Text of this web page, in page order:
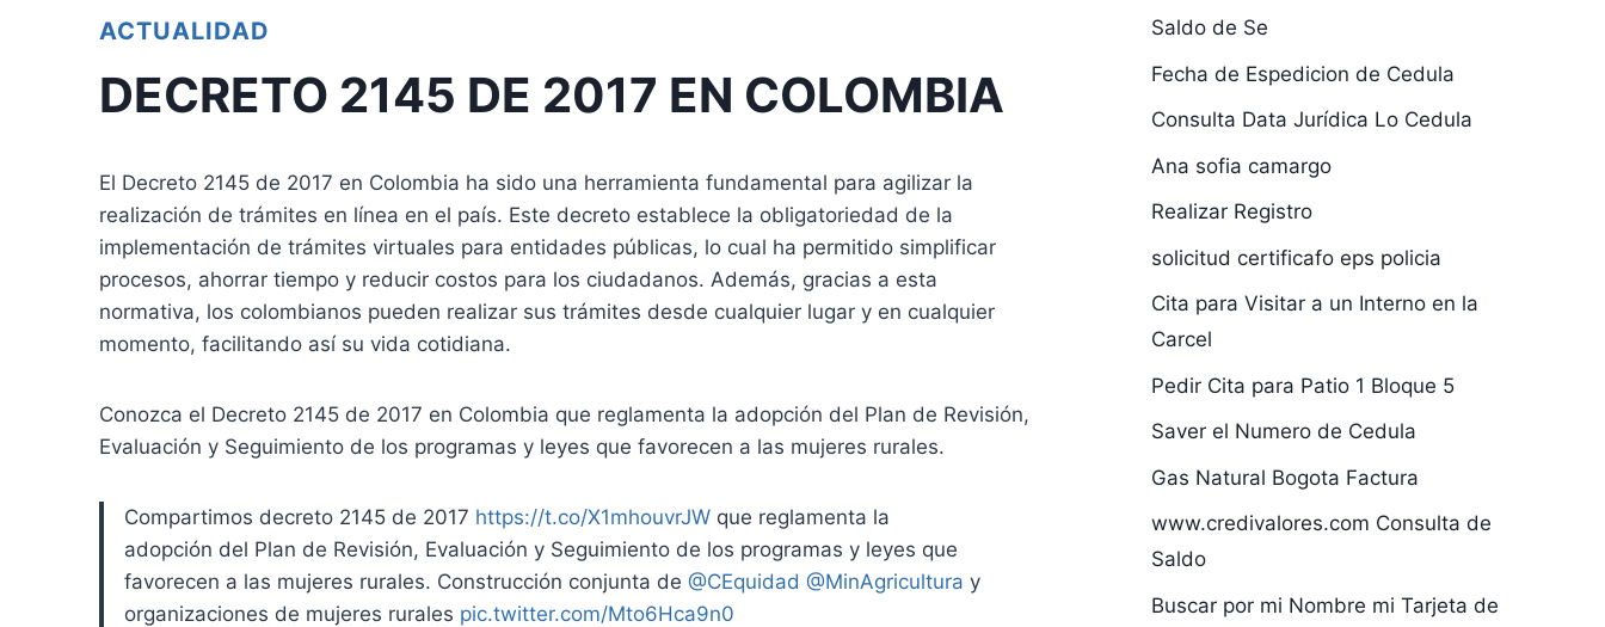
ACTUALIDAD
DECRETO 2145 DE 2017 EN COLOMBIA
El Decreto 2145 de 2017 en Colombia ha sido una herramienta fundamental para agilizar la
realización de trámites en línea en el país. Este decreto establece la obligatoriedad de la
implementación de trámites virtuales para entidades públicas, lo cual ha permitido simplificar
procesos, ahorrar tiempo y reducir costos para los ciudadanos. Además, gracias a esta
normativa, los colombianos pueden realizar sus trámites desde cualquier lugar y en cualquier
momento, facilitando así su vida cotidiana.
Conozca el Decreto 2145 de 2017 en Colombia que reglamenta la adopción del Plan de Revisión,
Evaluación y Seguimiento de los programas y leyes que favorecen a las mujeres rurales.
Compartimos decreto 2145 de 2017 https://t.co/X1mhouvrJW que reglamenta la
adopción del Plan de Revisión, Evaluación y Seguimiento de los programas y leyes que
favorecen a las mujeres rurales. Construcción conjunta de @CEquidad @MinAgricultura y
organizaciones de mujeres rurales pic.twitter.com/Mto6Hca9n0
Saldo de Se
Fecha de Espedicion de Cedula
Consulta Data Jurídica Lo Cedula
Ana sofia camargo
Realizar Registro
solicitud certificafo eps policia
Cita para Visitar a un Interno en la
Carcel
Pedir Cita para Patio 1 Bloque 5
Saver el Numero de Cedula
Gas Natural Bogota Factura
www.credivalores.com Consulta de
Saldo
Buscar por mi Nombre mi Tarjeta de